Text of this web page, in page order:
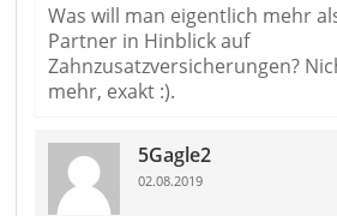
Was will man eigentlich mehr
Partner in Hinblick auf
Zahnzusatzversicherungen?
mehr, exakt :).
5Gagle2
02.08.2019